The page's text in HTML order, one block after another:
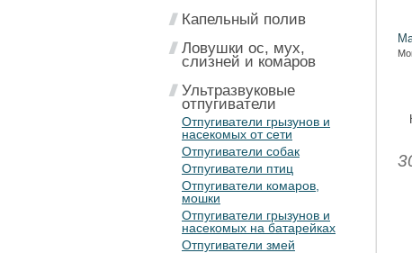
Капельный полив
Ловушки ос, мух,
слизней и комаров
Ультразвуковые
отпугиватели
Отпугиватели грызунов и
насекомых от сети
Отпугиватели собак
Отпугиватели птиц
Отпугиватели комаров,
мошки
Отпугиватели грызунов и
насекомых на батарейках
Отпугиватели змей